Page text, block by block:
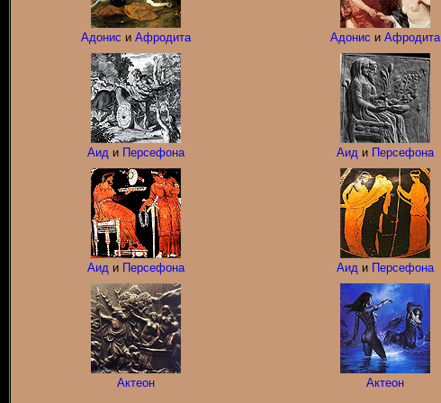
Адонис и Афродита Адонис и Афродита
Аиди Персефона Аид и Персефона
Аиди Персефона Аид и Персефона
Актеон Актеон